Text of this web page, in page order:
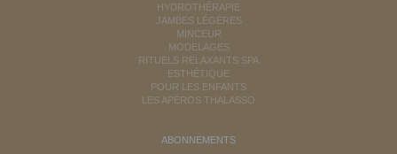
HYDROTHÉRAPIE
JAMBES LÉGÈRES
MINCEUR
MODELAGES
RITUELS RELAXANTS SPA
ESTHÉTIQUE
POUR LES ENFANTS
LES APÉROS THALASSO
ABONNEMENTS